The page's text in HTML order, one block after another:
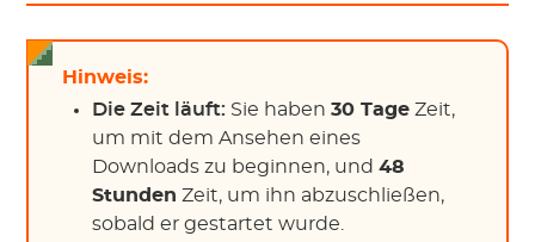
Hinweis:
Die Zeit läuft: Sie haben30 Tage Zeit,
um mit dem Ansehen eines
Downloads zu beginnen, und48
Stunden Zeit, um ihn abzuschließen,
sobald er gestartet wurde.